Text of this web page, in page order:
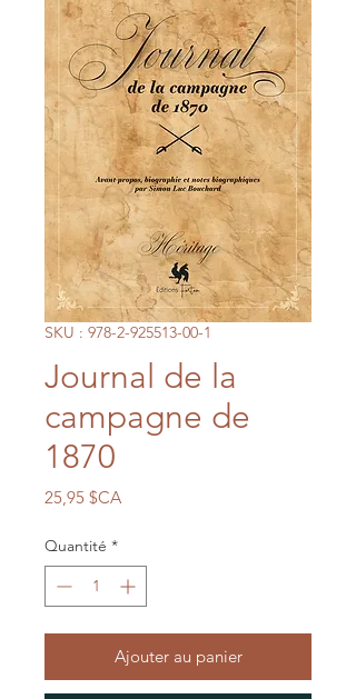
SKU : 978-2-925513-00-1
Journal de la
campagne de
1870
25,95 $CAPrix
Quantité *
Ajouter au panier